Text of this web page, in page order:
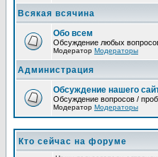
Всякая всячина
Обо всем
Обсуждение любых
Модератор Модераторы
Администрация
Обсуждение нашего
Обсуждение вопросов /
Модератор Модераторы
Кто сейчас на форуме